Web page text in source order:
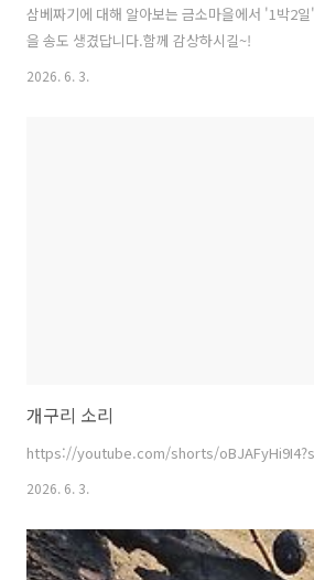
삼베짜기에 대해 알아보는 금소마을에서 '1박2
을 송도 생겼답니다.함께 감상하시길~!
2026. 6. 3.
개구리 소리
https://youtube.com/shorts/
2026. 6. 3.